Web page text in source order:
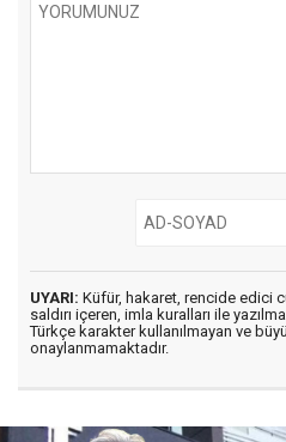
UYARI: Küfür, hakaret, rencide edici
saldırı içeren, imla kuralları ile
Türkçe karakter kullanılmayan ve
onaylanmamaktadır.